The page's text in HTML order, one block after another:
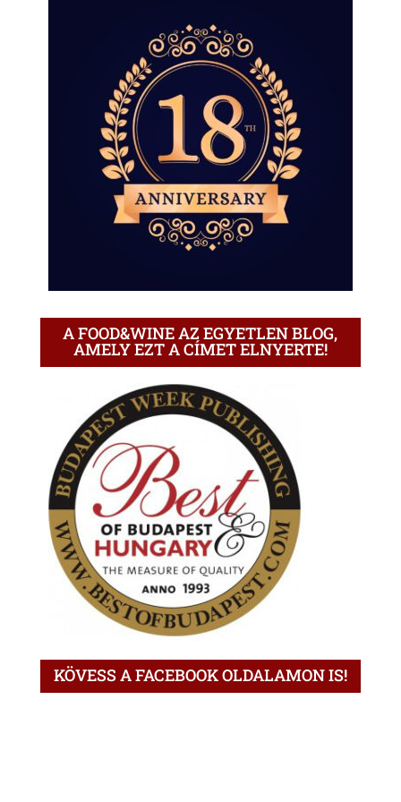
A FOOD&WINE AZ EGYETLEN BLOG,
AMELY EZT A CÍMET ELNYERTE!
KÖVESS A FACEBOOK OLDALAMON IS!